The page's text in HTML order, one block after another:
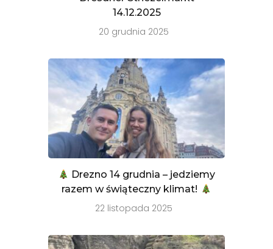
14.12.2025
20 grudnia 2025
Drezno 14 grudnia – jedziemy
razem w świąteczny klimat!
22 listopada 2025